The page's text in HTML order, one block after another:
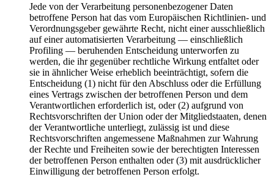
Jede von der Verarbeitung personenbezogener Daten
betroffene Person hat das vom Europäischen Richtlinien- und
Verordnungsgeber gewährte Recht, nicht einer ausschließlich
auf einer automatisierten Verarbeitung — einschließlich
Profiling — beruhenden Entscheidung unterworfen zu
werden, die ihr gegenüber rechtliche Wirkung entfaltet oder
sie in ähnlicher Weise erheblich beeinträchtigt, sofern die
Entscheidung (1) nicht für den Abschluss oder die Erfüllung
eines Vertrags zwischen der betroffenen Person und dem
Verantwortlichen erforderlich ist, oder (2) aufgrund von
Rechtsvorschriften der Union oder der Mitgliedstaaten, denen
der Verantwortliche unterliegt, zulässig ist und diese
Rechtsvorschriften angemessene Maßnahmen zur Wahrung
der Rechte und Freiheiten sowie der berechtigten Interessen
der betroffenen Person enthalten oder (3) mit ausdrücklicher
Einwilligung der betroffenen Person erfolgt.